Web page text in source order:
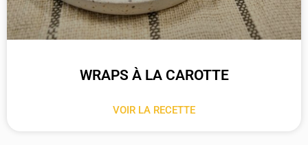
WRAPS À LA CAROTTE
VOIR LA RECETTE